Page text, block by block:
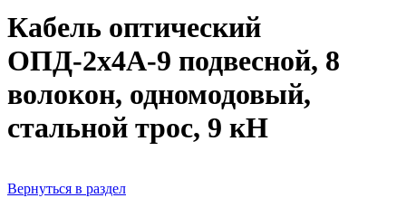
Кабель оптический
ОПД-2х4А-9 подвесной, 8
волокон, одномодовый,
стальной трос, 9 кН
Вернуться в раздел